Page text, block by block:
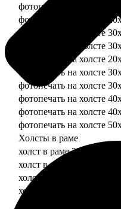
фотопечать на холсте
фотопечать на холсте
фотопечать на холсте
фотопечать на холсте
фотопечать на холсте
фотопечать на холсте
фотопечать на холсте
фотопечать на холсте
фотопечать на холсте
фотопечать на холсте
Холсты в раме
холст в раме 20х20
холст в раме 20х30
холст в раме 30х30
холст в раме 30х40